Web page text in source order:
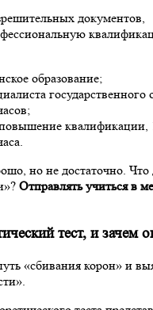
документов,
образование;
государственного
повышение квалификации,
но не достаточно. Что
Отправлять учиться в
тест, и зачем
«сбивания корон» и